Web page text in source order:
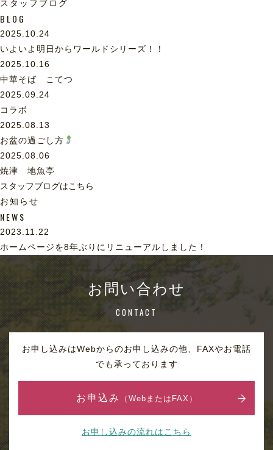
スタッフブログ
BLOG
2025.10.24
いよいよ明日からワールドシリーズ！！
2025.10.16
中華そば こてつ
2025.09.24
コラボ
2025.08.13
お盆の過ごし方
2025.08.06
焼津 地魚亭
スタッフブログはこちら
お知らせ
NEWS
2023.11.22
ホームページを8年ぶりにリニューアルしました！
お問い合わせ
CONTACT
お申し込みはWebからのお申し込みの他、FAXやお電話
でも承っております
お申込み （WebまたはFAX）
お申し込みの流れはこちら